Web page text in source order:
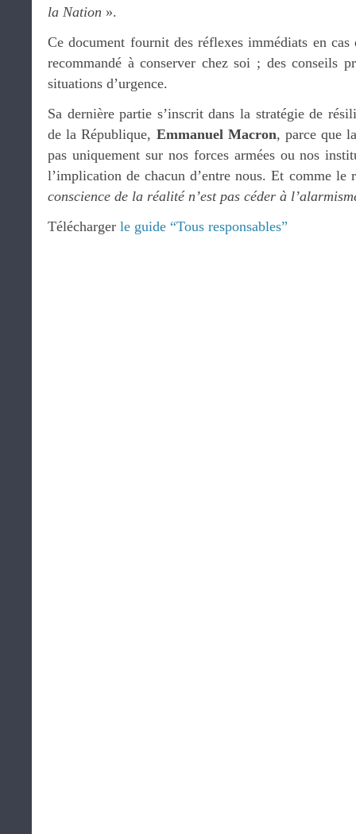
la Nation ».
Ce document fournit des réflexes immédiats en
recommandé à conserver chez soi ; des conseils
situations d’urgence.
Sa dernière partie s’inscrit dans la stratégie de
de la République, Emmanuel Macron, parce que
pas uniquement sur nos forces armées ou nos
l’implication de chacun d’entre nous. Et comme
conscience de la réalité n’est pas céder à
Télécharger le guide “Tous responsables”